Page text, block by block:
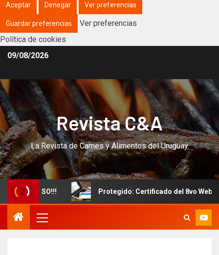
Aceptar Denegar Ver preferencias
Guardar preferencias
Ver preferencias
Política de cookies
09/08/2026
Revista C&A
La Revista de Carnes y Alimentos del Uruguay
CURSO!!! Protegido: Certificado del 8vo Webinar